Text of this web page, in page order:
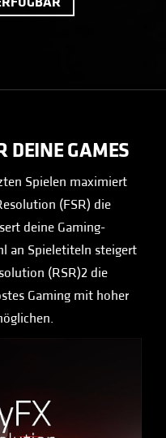
DEINE GAMES
Spielen maximiert
(FSR) die
deine Gaming-
an Spieletiteln steigert
(RSR)2 die
Gaming mit hoher